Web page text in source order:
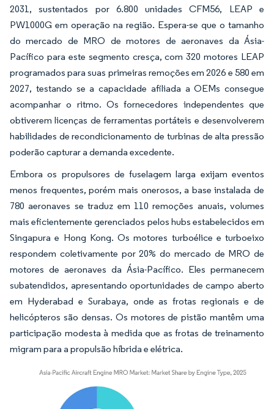
2031, sustentados por 6.800 unidades CFM56, LEAP e
PW1000G em operação na região. Espera-se que o tamanho
do mercado de MRO de motores de aeronaves da Ásia-
Pacífico para este segmento cresça, com 320 motores LEAP
programados para suas primeiras remoções em 2026 e 580 em
2027, testando se a capacidade afiliada a OEMs consegue
acompanhar o ritmo. Os fornecedores independentes que
obtiverem licenças de ferramentas portáteis e desenvolverem
habilidades de recondicionamento de turbinas de alta pressão
poderão capturar a demanda excedente.
Embora os propulsores de fuselagem larga exijam eventos
menos frequentes, porém mais onerosos, a base instalada de
780 aeronaves se traduz em 110 remoções anuais, volumes
mais eficientemente gerenciados pelos hubs estabelecidos em
Singapura e Hong Kong. Os motores turboélice e turboeixo
respondem coletivamente por 20% do mercado de MRO de
motores de aeronaves da Ásia-Pacífico. Eles permanecem
subatendidos, apresentando oportunidades de campo aberto
em Hyderabad e Surabaya, onde as frotas regionais e de
helicópteros são densas. Os motores de pistão mantêm uma
participação modesta à medida que as frotas de treinamento
migram para a propulsão híbrida e elétrica.